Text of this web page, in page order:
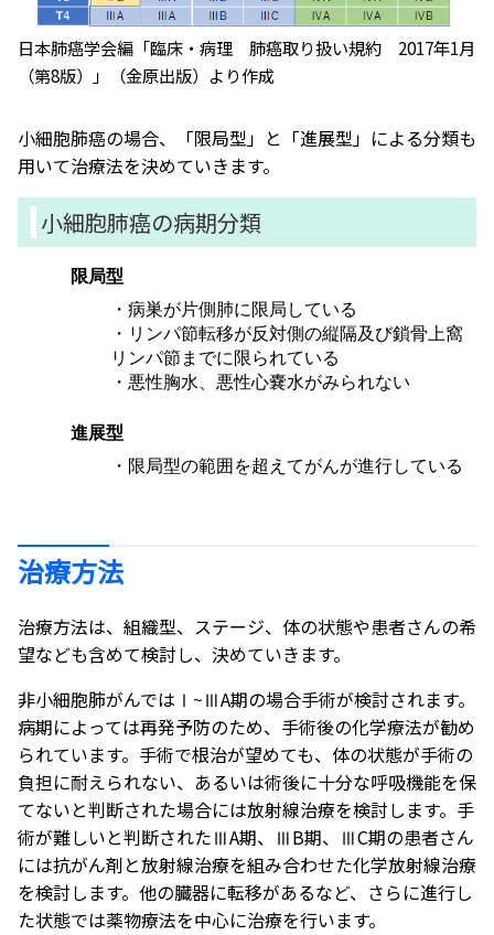
日本肺癌学会編「臨床・病理 肺癌取り扱い規約 2017年1月
（第8版）」（金原出版）より作成
小細胞肺癌の場合、「限局型」と「進展型」による分類も
用いて治療法を決めていきます。
小細胞肺癌の病期分類
限局型
・病巣が片側肺に限局している
・リンパ節転移が反対側の縦隔及び鎖骨上窩
リンパ節までに限られている
・悪性胸水、悪性心嚢水がみられない
進展型
・限局型の範囲を超えてがんが進行している
治療方法
治療方法は、組織型、ステージ、体の状態や患者さんの希
望なども含めて検討し、決めていきます。
非小細胞肺がんではⅠ~ⅢA期の場合手術が検討されます。
病期によっては再発予防のため、手術後の化学療法が勧め
られています。手術で根治が望めても、体の状態が手術の
負担に耐えられない、あるいは術後に十分な呼吸機能を保
てないと判断された場合には放射線治療を検討します。手
術が難しいと判断されたⅢA期、ⅢB期、ⅢC期の患者さん
には抗がん剤と放射線治療を組み合わせた化学放射線治療
を検討します。他の臓器に転移があるなど、さらに進行し
た状態では薬物療法を中心に治療を行います。